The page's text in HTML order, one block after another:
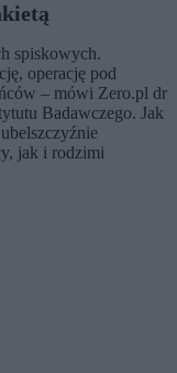
spiskowych.
operację pod
– mówi Zero.pl dr
Badawczego. Jak
jak i rodzimi